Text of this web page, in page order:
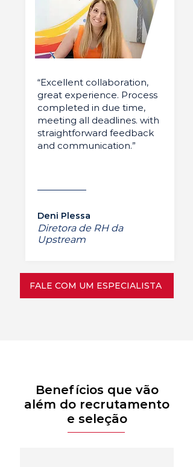
“Excellent collaboration,
great experience. Process
completed in due time,
meeting all deadlines. with
straightforward feedback
and communication.”
Deni Plessa
Diretora de RH da
Upstream
FALE COM UM ESPECIALISTA
Benefícios que vão
além do recrutamento
e seleção